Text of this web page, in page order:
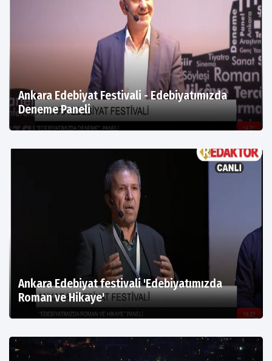
Ankara Edebiyat Festivali - Edebiyatımızda
Deneme Paneli
Ankara Edebiyat festivali 'Edebiyatımızda
Roman ve Hikaye'